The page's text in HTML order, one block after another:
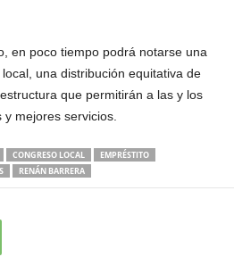
en poco tiempo podrá notarse una
una distribución equitativa de
que permitirán a las y los
mejores servicios.
CONGRESO LOCAL
EMPRÉSTITO
RENÁN BARRERA